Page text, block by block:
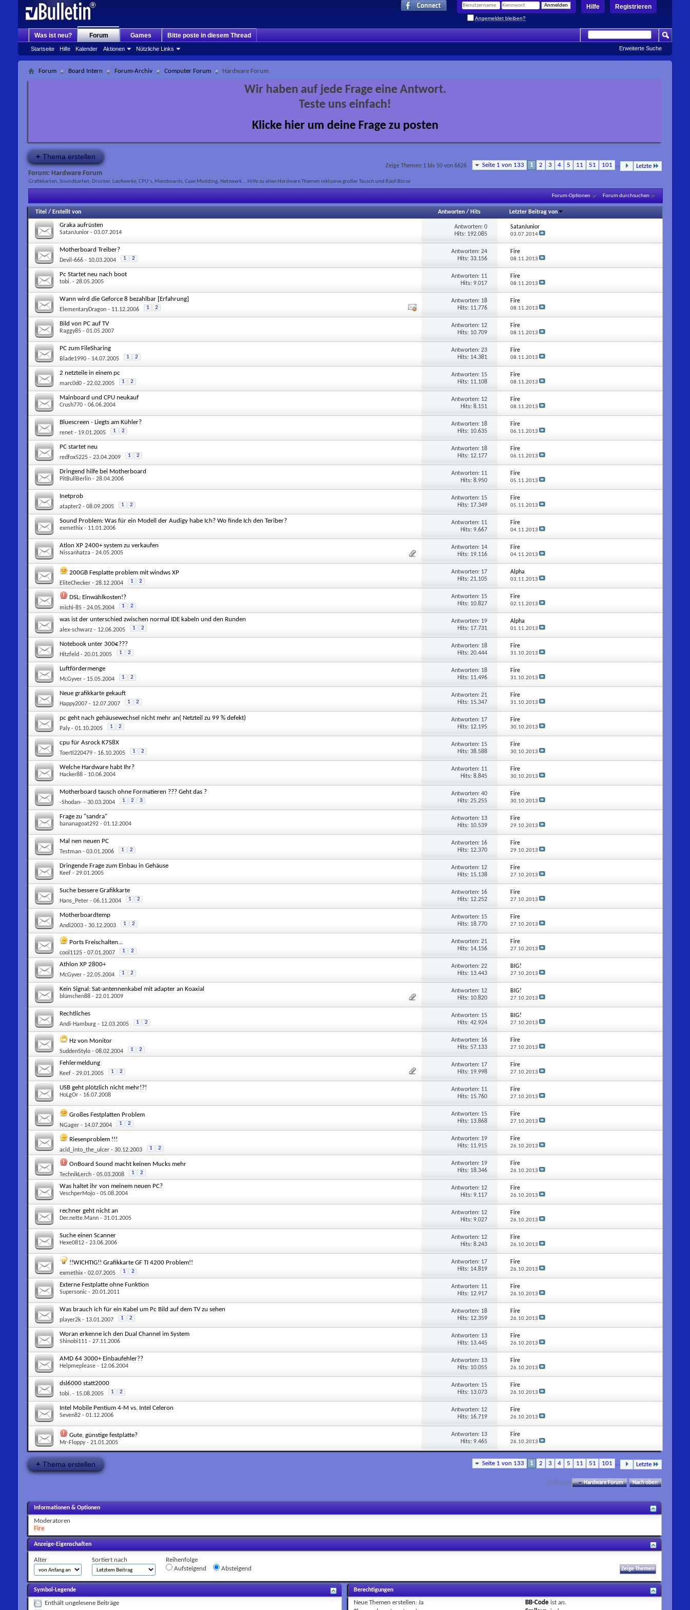
Registrieren
Hilfe
Angemeldet bleiben?
Was ist neu? Forum
Startseite Hilfe Kalender Aktionen Nützliche Links
Games Bitte poste in diesem Thread
Erweiterte Suche
Forum Board Intern Forum-Archiv Computer Forum Hardware Forum
Wir haben auf jede Frage eine Antwort.
Teste uns einfach!
Klicke hier um deine Frage zu posten
+ Thema erstellen
Seite 1 von 133 1 2 3 4 5 11 51 101 ... Letzte
Zeige Themen 1 bis 50 von 6626
Forum: Hardware Forum
Grafikkarten, Soundkarten, Drucker, Laufwerke, CPU´s, Mainboards, Case-Modding, Netzwerk... Hilfe zu allen Hardware Themen inklusive großer Tausch und Kauf-Börse
Forum-Optionen Forum durchsuchen
Titel / Erstellt von Antworten/ Hits Letzter Beitrag von
Graka aufrüsten
SatanJunior - 03.07.2014
Antworten:0
Hits: 192.085
SatanJunior
03.07.2014
Motherboard Treiber?
Devil-666 - 10.03.2004 1 2
Antworten:24
Hits: 33.156
Fire
08.11.2013
Pc Startet neu nach boot
tobi. - 28.05.2005
Antworten: 11
Hits: 9.017
Fire
08.11.2013
Wann wird die Geforce 8 bezahlbar [Erfahrung]
ElementaryDragon - 11.12.2006 1 2
Antworten: 18
Hits: 11.776
Fire
08.11.2013
Bild von PC auf TV
Raggy85 - 01.05.2007
Antworten: 12
Hits: 10.709
Fire
08.11.2013
PC zum FileSharing
Blade1990 - 14.07.2005 1 2
Antworten:23
Hits: 14.381
Fire
08.11.2013
2 netzteile in einem pc
marc0d0 - 22.02.2005 1 2
Antworten: 15
Hits: 11.108
Fire
08.11.2013
Mainboard und CPU neukauf
Crush770 - 06.06.2004
Antworten: 12
Hits: 8.151
Fire
08.11.2013
Bluescreen - Liegts am Kühler?
renet - 19.01.2005 1 2
Antworten: 18
Hits: 10.635
Fire
06.11.2013
PC startet neu
redfox5225 - 23.04.2009 1 2
Antworten: 18
Hits: 12.177
Fire
06.11.2013
Dringend hilfe bei Motherboard
PitBullBerlin - 28.04.2006
Antworten: 11
Hits: 8.950
Fire
05.11.2013
Inetprob
atapter2 - 08.09.2005 1 2
Antworten: 15
Hits: 17.349
Fire
05.11.2013
Sound Problem: Was für ein Modell der Audigy habe Ich? Wo finde Ich den Teriber?
exmethix - 11.01.2006
Antworten: 11
Hits: 9.667
Fire
04.11.2013
Atlon XP 2400+ system zu verkaufen
Nissanhatza - 24.05.2005
Antworten: 14
Hits: 19.116
Fire
04.11.2013
200GB Fesplatte problem mit windws XP
EliteChecker - 28.12.2004 1 2
Antworten: 17
Hits: 21.105
Alpha
03.11.2013
DSL: Einwählkosten!?
michi-85 - 24.05.2004 1 2
Antworten: 15
Hits: 10.827
Fire
02.11.2013
was ist der unterschied zwischen normal IDE kabeln und den Runden
alex-schwarz - 12.06.2005 1 2
Antworten: 19
Hits: 17.731
Alpha
01.11.2013
Notebook unter 300€???
Hitzfeld - 20.01.2005 1 2
Antworten: 18
Hits: 20.444
Fire
31.10.2013
Luftfördermenge
McGyver - 15.05.2004 1 2
Antworten: 18
Hits: 11.496
Fire
31.10.2013
Neue grafikkarte gekauft
Happy2007 - 12.07.2007 1 2
Antworten:21
Hits: 15.347
Fire
31.10.2013
pc geht nach gehäusewechsel nicht mehr an( Netzteil zu 99 % defekt)
Paly- 01.10.2005 1 2
Antworten: 17
Hits: 12.195
Fire
30.10.2013
cpu für Asrock K7S8X
Toerti220479 - 16.10.2005 1 2
Antworten: 15
Hits: 38.588
Fire
30.10.2013
Welche Hardware habt Ihr?
Hacker88 - 10.06.2004
Antworten: 11
Hits: 8.845
Fire
30.10.2013
Motherboard tausch ohne Formatieren ??? Geht das ?
-Shodan- - 30.03.2004 1 2 3
Antworten:40
Hits: 25.255
Fire
30.10.2013
Frage zu "sandra"
bananagoat292 - 01.12.2004
Antworten: 13
Hits: 10.539
Fire
29.10.2013
Mal nen neuen PC
Testman - 03.01.2006 1 2
Antworten: 16
Hits: 12.370
Fire
29.10.2013
Dringende Frage zum Einbau in Gehäuse
Keef - 29.01.2005
Antworten: 12
Hits: 15.138
Fire
27.10.2013
Suche bessere Grafikkarte
Hans_Peter - 06.11.2004 1 2
Antworten: 16
Hits: 12.252
Fire
27.10.2013
Motherboardtemp
Andi2003 - 30.12.2003 1 2
Antworten: 15
Hits: 18.770
Fire
27.10.2013
Ports Freischalten...
cool1125 - 07.01.2007 1 2
Antworten:21
Hits: 14.156
Fire
27.10.2013
Athlon XP 2800+
McGyver - 22.05.2004 1 2
Antworten:22
Hits: 13.443
BIG!
27.10.2013
Kein Signal: Sat-antennenkabel mit adapter an Koaxial
blümchen88 - 22.01.2009
Antworten: 12
Hits: 10.820
BIG!
27.10.2013
Rechtliches
Andi-Hamburg - 12.03.2005 1 2
Antworten: 15
Hits: 42.924
BIG!
27.10.2013
Hz von Monitor
SuddenStylo - 08.02.2004 1 2
Antworten: 16
Hits: 57.133
Fire
27.10.2013
Fehlermeldung
Keef - 29.01.2005 1 2
Antworten: 17
Hits: 19.998
Fire
27.10.2013
USB geht plötzlich nicht mehr!?!
HoLgOr - 16.07.2008
Antworten: 11
Hits: 15.760
Fire
27.10.2013
Großes Festplatten Problem
NGager - 14.07.2004 1 2
Antworten: 15
Hits: 13.868
Fire
27.10.2013
Riesenproblem !!!
acid_into_the_ulcer - 30.12.2003 1 2
Antworten: 19
Hits: 11.915
Fire
26.10.2013
OnBoard Sound macht keinen Mucks mehr
TechnikLerch - 05.03.2008 1 2
Antworten: 19
Hits: 18.346
Fire
26.10.2013
Was haltet ihr von meinem neuen PC?
VeschperMojo - 05.08.2004
Antworten: 12
Hits: 9.117
Fire
26.10.2013
rechner geht nicht an
Der.nette.Mann - 31.01.2005
Antworten: 12
Hits: 9.027
Fire
26.10.2013
Suche einen Scanner
Hexe0812 - 23.06.2006
Antworten: 12
Hits: 8.243
Fire
26.10.2013
!!WICHTIG!! Grafikkarte GF TI 4200 Problem!!
exmethix - 02.07.2005 1 2
Antworten: 17
Hits: 14.819
Fire
26.10.2013
Externe Festplatte ohne Funktion
Supersonic - 20.01.2011
Antworten: 11
Hits: 12.917
Fire
26.10.2013
Was brauch ich für ein Kabel um Pc Bild auf dem TV zu sehen
player2k - 13.01.2007 1 2
Antworten: 18
Hits: 12.359
Fire
26.10.2013
Woran erkenne ich den Dual Channel im System
Shinobi111 - 27.11.2006
Antworten: 13
Hits: 13.445
Fire
26.10.2013
AMD 64 3000+ Einbaufehler??
Helpmeplease - 12.06.2004
Antworten: 13
Hits: 10.055
Fire
26.10.2013
dsl6000 statt2000
tobi. - 15.08.2005 1 2
Antworten: 15
Hits: 13.073
Fire
26.10.2013
Intel Mobile Pentium 4-M vs. Intel Celeron
Seven82 - 01.12.2006
Antworten: 12
Hits: 16.719
Fire
26.10.2013
Gute, günstige festplatte?
Mr-Floppy- 21.01.2005
Antworten: 13
Hits: 9.465
Fire
26.10.2013
+ Thema erstellen Seite 1 von 133 1 2 3 4 5 11 51 101 ... Letzte
Gehe zu: Hardware Forum Nach oben
Informationen & Optionen
Moderatoren
Fire
Anzeige-Eigenschaften
Alter Sortiert nach
Reihenfolge
Aufsteigend
Absteigend
Symbol-Legende
Enthält ungelesene Beiträge
Berechtigungen
Neue Themen erstellen:Ja
BB-Code istan.